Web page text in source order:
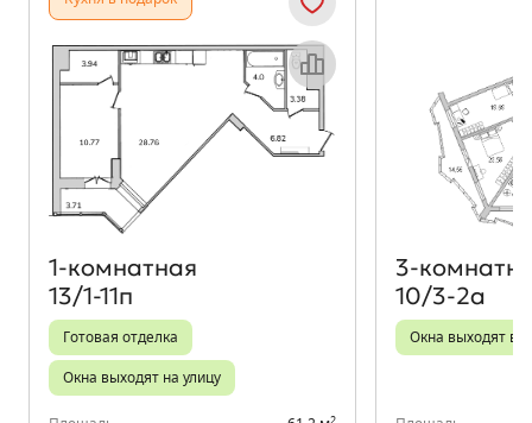
Объект месяца
1‑комнатная
13/1-11п
Готовая отделка
Окна выходят на улицу
2
10/3-2а
Окна выходят во